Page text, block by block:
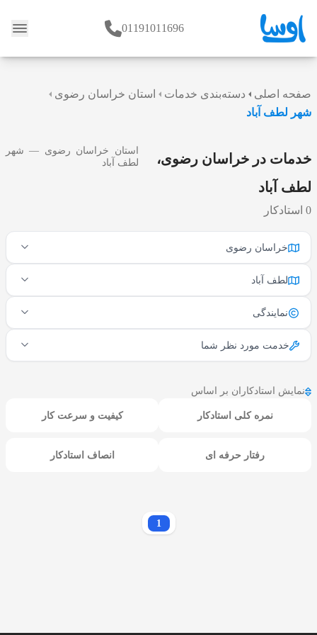
وبلاگ 01191011696
صفحه اصلی دسته‌بندی خدمات
استان خراسان رضوی
شهر لطف آباد
خدمات در خراسان رضوی،
لطف آباد
0 استادکار
استان خراسان رضوی — شهر
لطف آباد
خراسان رضوی
لطف آباد
نمایندگی
خدمت مورد نظر شما
نمایش استادکاران بر اساس
نمره کلی استادکار کیفیت و سرعت کار
رفتار حرفه ای انصاف استادکار
1